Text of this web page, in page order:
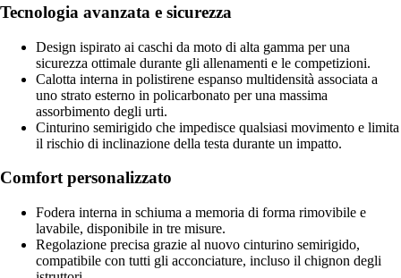
Tecnologia avanzata e sicurezza
Design ispirato ai caschi da moto di alta gamma per una
sicurezza ottimale durante gli allenamenti e le competizioni.
Calotta interna in polistirene espanso multidensità associata a
uno strato esterno in policarbonato per una massima
assorbimento degli urti.
Cinturino semirigido che impedisce qualsiasi movimento e limita
il rischio di inclinazione della testa durante un impatto.
Comfort personalizzato
Fodera interna in schiuma a memoria di forma rimovibile e
lavabile, disponibile in tre misure.
Regolazione precisa grazie al nuovo cinturino semirigido,
compatibile con tutti gli acconciature, incluso il chignon degli